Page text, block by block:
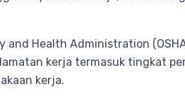
Health Administration
kerja termasuk tingkat
kerja.